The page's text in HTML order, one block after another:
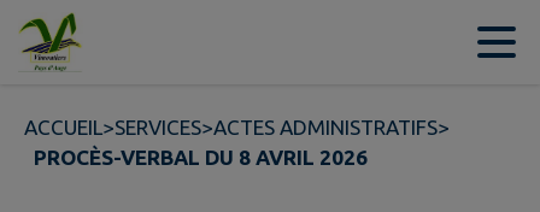
Contenu
ACCUEIL>SERVICES>ACTES ADMINISTRATIFS>
PROCÈS-VERBAL DU 8 AVRIL 2026